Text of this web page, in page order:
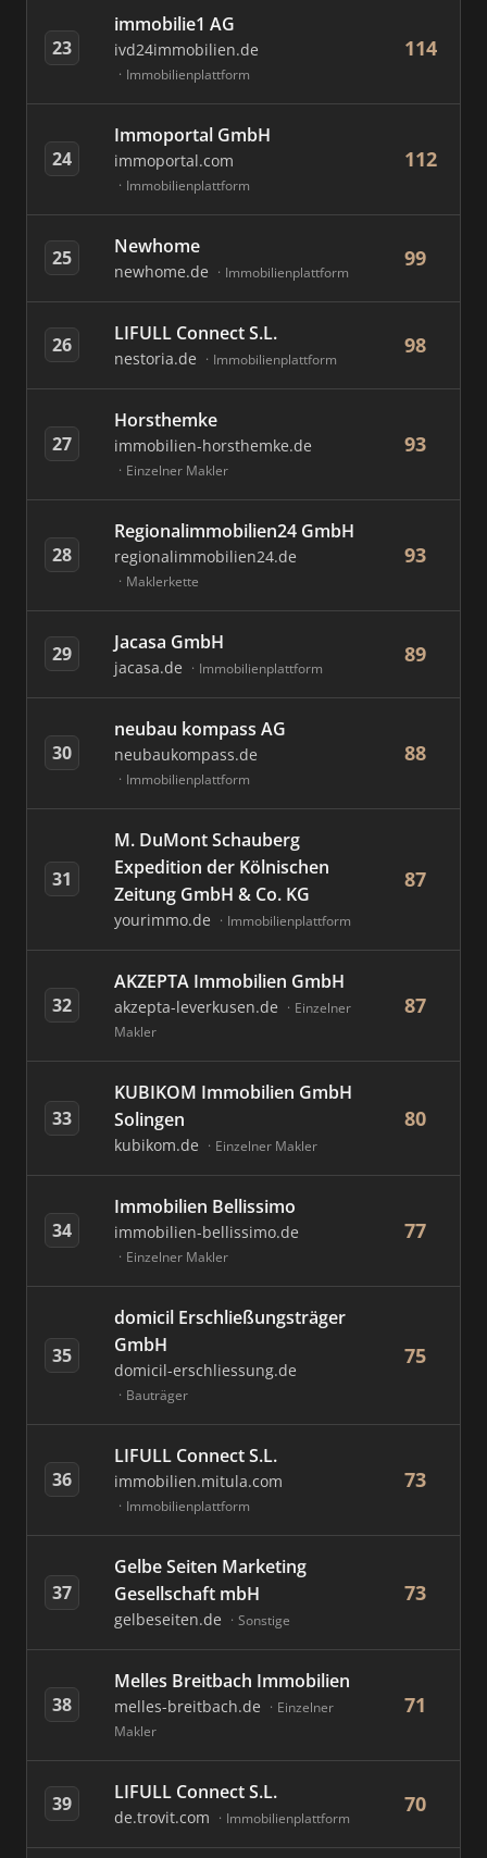
23
immobilie1 AG
ivd24immobilien.de
Immobilienplattform
114
24
Immoportal GmbH
immoportal.com
Immobilienplattform
112
25 Newhome
newhome.de Immobilienplattform
99
26 LIFULL Connect S.L.
nestoria.de Immobilienplattform
98
27
Horsthemke
immobilien-horsthemke.de
Einzelner Makler
93
28
Regionalimmobilien24 GmbH
regionalimmobilien24.de
Maklerkette
93
29 Jacasa GmbH
jacasa.de Immobilienplattform
89
30
neubau kompass AG
neubaukompass.de
Immobilienplattform
88
31
M. DuMont Schauberg
Expedition der Kölnischen
Zeitung GmbH & Co. KG
yourimmo.de Immobilienplattform
87
32
AKZEPTA Immobilien GmbH
akzepta-leverkusen.de
Einzelner
Makler
87
33
KUBIKOM Immobilien GmbH
Solingen
kubikom.de Einzelner Makler
80
34
Immobilien Bellissimo
immobilien-bellissimo.de
Einzelner Makler
77
35
domicil Erschließungsträger
GmbH
domicil-erschliessung.de
Bauträger
75
36
LIFULL Connect S.L.
immobilien.mitula.com
Immobilienplattform
73
37
Gelbe Seiten Marketing
Gesellschaft mbH
gelbeseiten.de Sonstige
73
38
Melles Breitbach Immobilien
melles-breitbach.de
Einzelner
Makler
71
39 LIFULL Connect S.L.
de.trovit.com Immobilienplattform
70